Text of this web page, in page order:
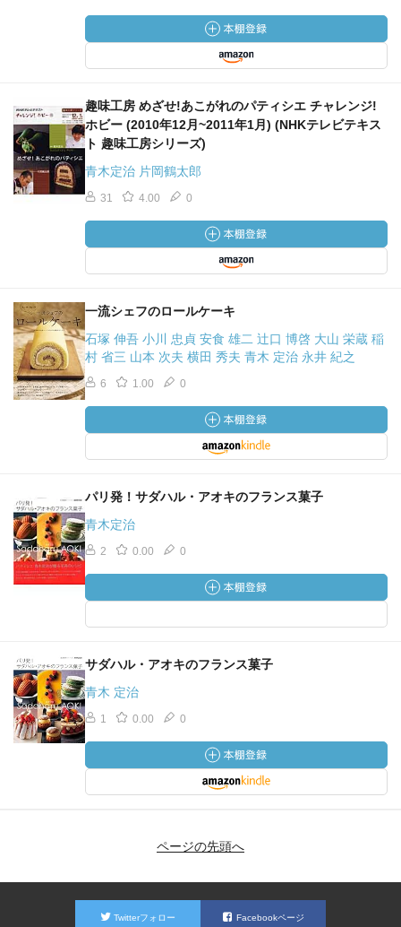
趣味工房 めざせ!あこがれのパティシエ チャレンジ!
ホビー (2010年12月~2011年1月) (NHKテレビテキス
ト 趣味工房シリーズ)
青木定治 片岡鶴太郎
31 4.00 0
一流シェフのロールケーキ
石塚 伸吾 小川 忠貞 安食 雄二 辻口 博啓 大山 栄蔵 稲
村 省三 山本 次夫 横田 秀夫 青木 定治 永井 紀之
6 1.00 0
パリ発！サダハル・アオキのフランス菓子
青木定治
2 0.00 0
サダハル・アオキのフランス菓子
青木 定治
1 0.00 0
ページの先頭へ
Twitterフォロー Facebookページ